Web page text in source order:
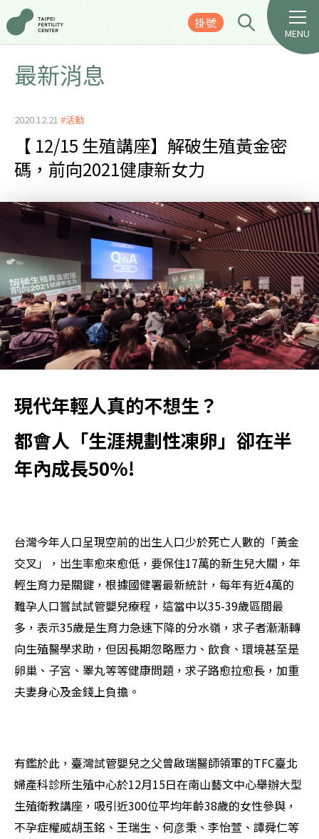
掛號
MENU
最新消息
2020.12.21 #活動
【 12/15 生殖講座】解破生殖黃金密
碼，前向2021健康新女力
現代年輕人真的不想生？
都會人「生涯規劃性凍卵」卻在半
年內成長50%!
台灣今年人口呈現空前的出生人口少於死亡人數的「黃金
交叉」，出生率愈來愈低，要保住17萬的新生兒大關，年
輕生育力是關鍵，根據國健署最新統計，每年有近4萬的
難孕人口嘗試試管嬰兒療程，這當中以35-39歲區間最
多，表示35歲是生育力急速下降的分水嶺，求子者漸漸轉
向生殖醫學求助，但因長期忽略壓力、飲食、環境甚至是
卵巢、子宮、睪丸等等健康問題，求子路愈拉愈長，加重
夫妻身心及金錢上負擔。
有鑑於此，臺灣試管嬰兒之父曾啟瑞醫師領軍的TFC臺北
婦產科診所生殖中心於12月15日在南山藝文中心舉辦大型
生殖衛教講座，吸引近300位平均年齡38歲的女性參與，
不孕症權威胡玉銘、王瑞生、何彦秉、李怡萱、譚舜仁等